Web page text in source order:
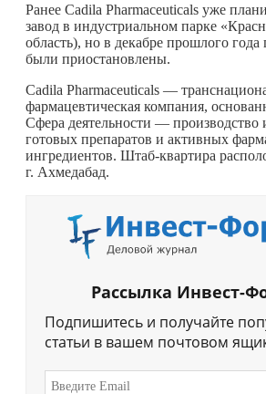
Ранее Cadila Pharmaceuticals уже
завод в индустриальном парке
область), но в декабре прошлого года
были приостановлены.
Cadila Pharmaceuticals —
фармацевтическая компания,
Сфера деятельности — производство
готовых препаратов и активных
ингредиентов. Штаб-квартира
г. Ахмедабад.
Рассылка Инвест-
Подпишитесь и получайте
статьи в вашем почтовом